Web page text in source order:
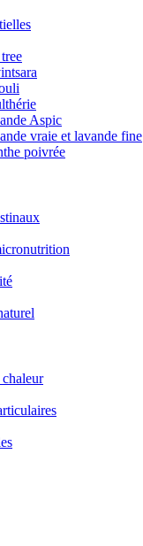
Aspic
vraie et lavande fine
poivrée